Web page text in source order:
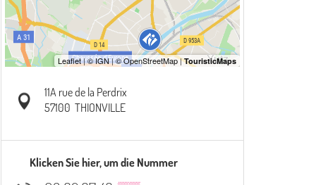
11A rue de la Perdrix
57100 THIONVILLE
Klicken Sie hier, um die Nummer